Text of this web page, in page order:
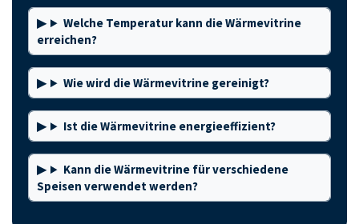
Welche Temperatur kann die Wärmevitrine
erreichen?
Wie wird die Wärmevitrine gereinigt?
Ist die Wärmevitrine energieeffizient?
Kann die Wärmevitrine für verschiedene
Speisen verwendet werden?